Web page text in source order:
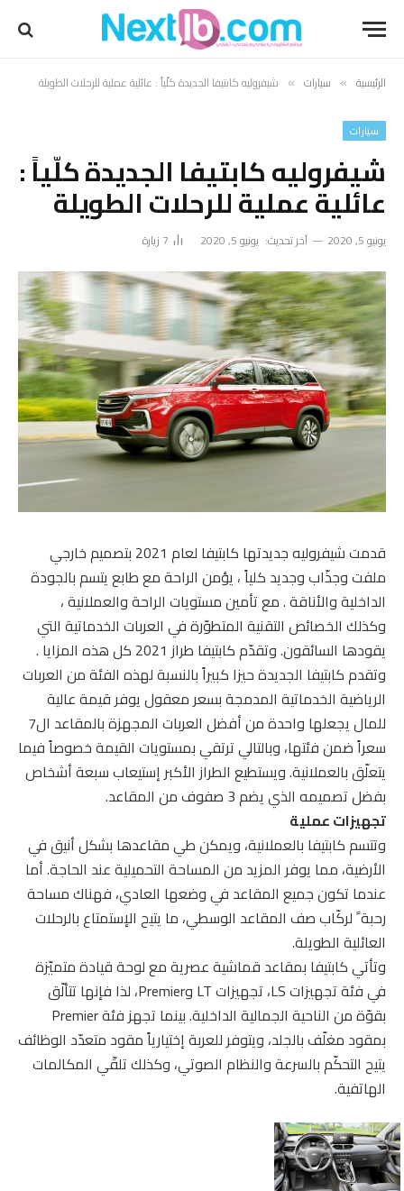
الرئيسية » سيارات » شيفروليه كابتيفا الجديدة كلّياً : عائلية عملية للرحلات الطويلة
سيارات
شيفروليه كابتيفا الجديدة كلّياً :
عائلية عملية للرحلات الطويلة
يونيو 5, 2020 آخر تحديث: يونيو 5, 2020 7 زيارة
قدمت شيفروليه جديدتها كابتيفا لعام 2021 بتصميم خارجي
ملفت وجذّاب وجديد كلياً ، يؤمن الراحة مع طابع يتسم بالجودة
الداخلية والأناقة . مع تأمين مستويات الراحة والعملانية ،
وكذلك الخصائص التقنية المتطوّرة في العربات الخدماتية التي
يقودها السائقون. وتقدّم كابتيفا طراز 2021 كل هذه المزايا .
وتقدم كابتيفا الجديدة حيزا كبيراً بالنسبة لهذه الفئة من العربات
الرياضية الخدماتية المدمجة بسعر معقول يوفر قيمة عالية
للمال يجعلها واحدة من أفضل العربات المجهزة بالمقاعد ال7
سعراً ضمن فئتها، وبالتالي ترتقي بمستويات القيمة خصوصاً فيما
يتعلّق بالعملانية. ويستطيع الطراز الأكبر إستيعاب سبعة أشخاص
بفضل تصميمه الذي يضم 3 صفوف من المقاعد.
تجهيزات عملية
وتتسم كابتيفا بالعملانية، ويمكن طي مقاعدها بشكل أنيق في
الأرضية، مما يوفر المزيد من المساحة التحميلية عند الحاجة. أما
عندما تكون جميع المقاعد في وضعها العادي، فهناك مساحة
رحبة ً لركّاب صف المقاعد الوسطي، ما يتيح الإستمتاع بالرحلات
العائلية الطويلة.
وتأتي كابتيفا بمقاعد قماشية عصرية مع لوحة قيادة متميّزة
في فئة تجهيزات LS، تجهيزات LT وPremier، لذا فإنها تتألّق
بقوّة من الناحية الجمالية الداخلية. بينما تجهز فئة Premier
بمقود مغلّف بالجلد، ويتوفر للعربة إختيارياً مقود متعدّد الوظائف
يتيح التحكّم بالسرعة والنظام الصوتي، وكذلك تلقّي المكالمات
الهاتفية.